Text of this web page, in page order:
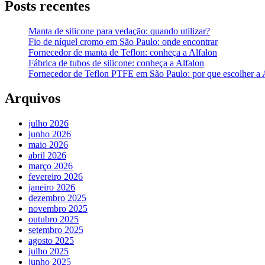
Posts recentes
Manta de silicone para vedação: quando utilizar?
Fio de níquel cromo em São Paulo: onde encontrar
Fornecedor de manta de Teflon: conheça a Alfalon
Fábrica de tubos de silicone: conheça a Alfalon
Fornecedor de Teflon PTFE em São Paulo: por que escolher a
Arquivos
julho 2026
junho 2026
maio 2026
abril 2026
março 2026
fevereiro 2026
janeiro 2026
dezembro 2025
novembro 2025
outubro 2025
setembro 2025
agosto 2025
julho 2025
junho 2025